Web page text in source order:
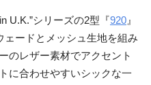
U.K.”シリーズの2型『920 』
ェードとメッシュ生地を組み
のレザー素材でアクセント
に合わせやすいシックな一